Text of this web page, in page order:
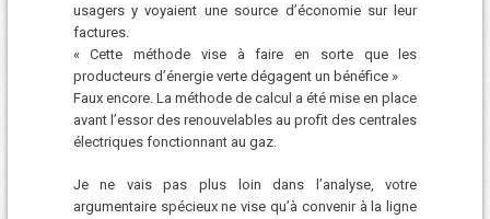
usagers y voyaient une source d’économie sur leur
factures.
« Cette méthode vise à faire en sorte que les
producteurs d’énergie verte dégagent un bénéfice »
Faux encore. La méthode de calcul a été mise en place
avant l’essor des renouvelables au profit des centrales
électriques fonctionnant au gaz.
Je ne vais pas plus loin dans l’analyse, votre
argumentaire spécieux ne vise qu’à convenir à la ligne